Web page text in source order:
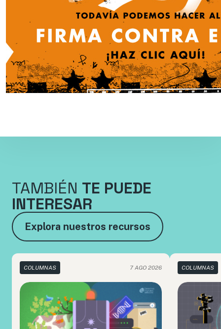
TAMBIÉN TE PUEDE
INTERESAR
Explora nuestros recursos
COLUMNAS 7 AGO 2026 COLUMNAS